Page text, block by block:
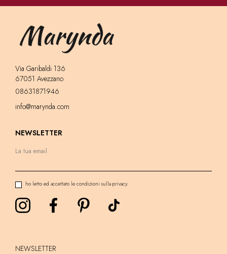
Via Garibaldi 136
67051 Avezzano
08631871946
info@marynda.com
NEWSLETTER
ho letto ed accettato le condizioni sulla privacy.
NEWSLETTER